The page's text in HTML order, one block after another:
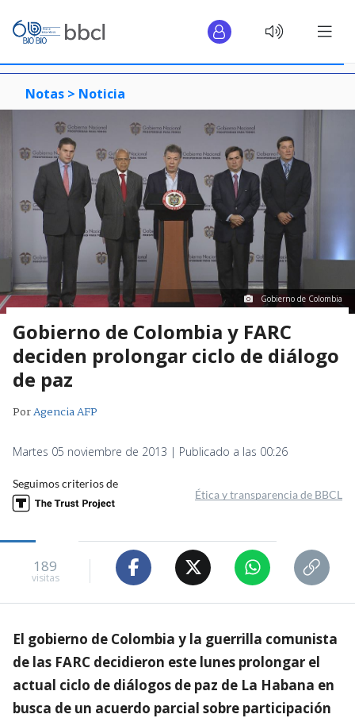
Notas > Noticia
Gobierno de Colombia
Gobierno de Colombia y FARC
deciden prolongar ciclo de diálogo
de paz
PorAgencia AFP
Martes 05 noviembre de 2013 | Publicado a las 00:26
Seguimos criterios de
Ética y transparencia de BBCL
189
visitas
El gobierno de Colombia y la guerrilla comunista
de las FARC decidieron este lunes prolongar el
actual ciclo de diálogos de paz de La Habana en
busca de un acuerdo parcial sobre participación